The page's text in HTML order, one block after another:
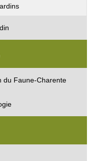
du Faune-Charente